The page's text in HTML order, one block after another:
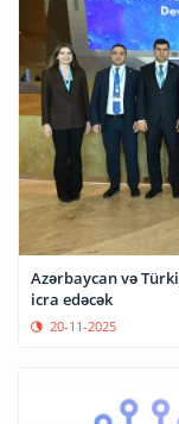
Azərbaycan və
icra edəcək
20-11-2025